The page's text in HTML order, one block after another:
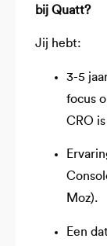
bij Quatt?
Jij hebt:
3-5
focus
CRO
Moz).
Een